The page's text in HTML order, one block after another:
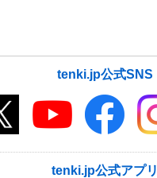
tenki.jp公式SNS
tenki.jp公式アプリ